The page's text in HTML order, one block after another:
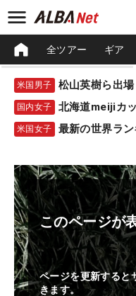
全ツアー ギア
米国男子
国内女子 北海道meijiカ
米国女子 最新の世界ラ
このページが
ページを更新すると
きます。